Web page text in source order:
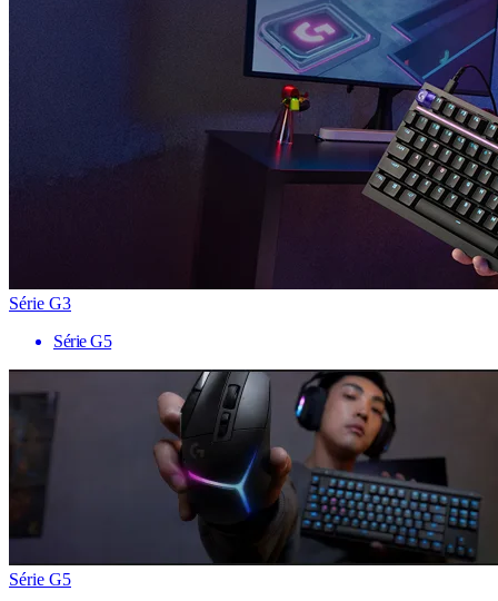
Série G3
Série G5
Série G5